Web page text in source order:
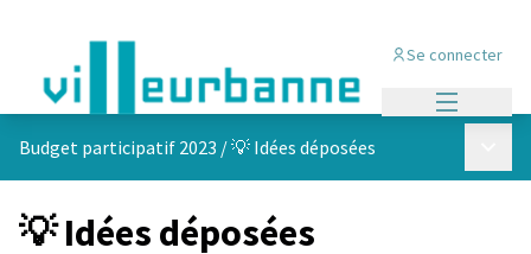
Se connecter
Budget participatif 2023 /💡 Idées déposées
💡 Idées déposées